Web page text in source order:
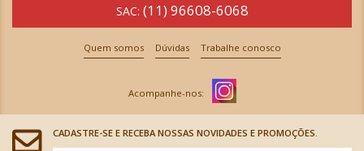
SAC: (11) 96608-6068
Quem somos Dúvidas Trabalhe conosco
CADASTRE-SE E RECEBA NOSSAS NOVIDADES E PROMOÇÕES.